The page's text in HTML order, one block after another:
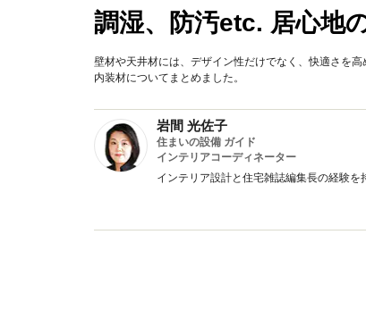
調湿、防汚etc. 居心地
壁材や天井材には、デザイン性だけでなく、快適さを
内装材についてまとめました。
岩間 光佐子
住まいの設備 ガイド
インテリアコーディネーター
インテリア設計と住宅雑誌編集長の経験を